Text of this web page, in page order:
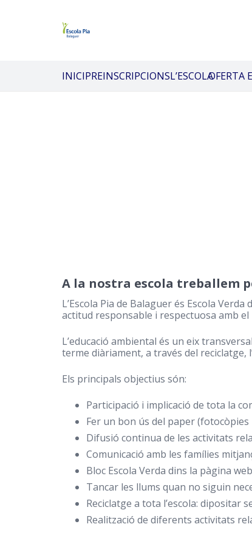
INICIPREINSCRIPCIONSL’ESCOLAOFERTA
A la nostra escola treballem
L’Escola Pia de Balaguer és Escola
actitud responsable i respectuosa amb el
L’educació ambiental és un eix
terme diàriament, a través del reciclatge,
Els principals objectius són:
Participació i implicació de tota la
Fer un bon ús del paper (fotocòpies
Difusió continua de les activitats
Comunicació amb les famílies
Bloc Escola Verda dins la pàgina
Tancar les llums quan no siguin
Reciclatge a tota l’escola: dipositar
Realització de diferents activitats